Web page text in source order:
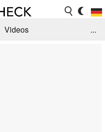
Videos
...